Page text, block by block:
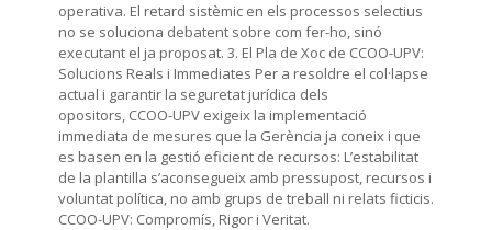
operativa. El retard sistèmic en els processos selectius
no se soluciona debatent sobre com fer-ho, sinó
executant el ja proposat. 3. El Pla de Xoc de CCOO-UPV:
Solucions Reals i Immediates Per a resoldre el col·lapse
actual i garantir la seguretat jurídica dels
opositors, CCOO-UPV exigeix la implementació
immediata de mesures que la Gerència ja coneix i que
es basen en la gestió eficient de recursos: L’estabilitat
de la plantilla s’aconsegueix amb pressupost, recursos i
voluntat política, no amb grups de treball ni relats ficticis.
CCOO-UPV: Compromís, Rigor i Veritat.